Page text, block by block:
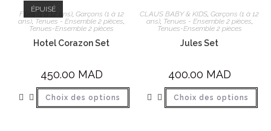
ÉPUISÉ
Filles (1 à 12 ans), Garçons (1 à 12
ans), Tenues - Ensemble 2 pièces,
Tenues-Ensemble 2 pièces
Hotel Corazon Set
450.00 MAD
Choix des options
CLAUS BABY & KIDS,Garçons (1 à 12
ans), Tenues - Ensemble 2 pièces,
Tenues-Ensemble 2 pièces
Jules Set
400.00 MAD
Choix des options